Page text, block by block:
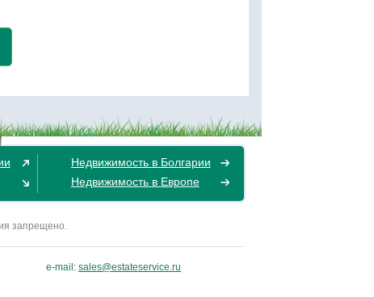
Недвижимость в Болгарии
Недвижимость в Европе
запрещено.
e-mail: sales@estateservice.ru